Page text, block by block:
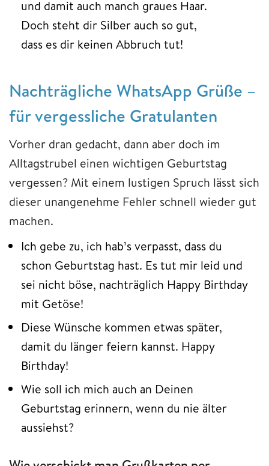
und damit auch manch graues Haar.
Doch steht dir Silber auch so gut,
dass es dir keinen Abbruch tut!
Nachträgliche WhatsApp Grüße –
für vergessliche Gratulanten
Vorher dran gedacht, dann aber doch im
Alltagstrubel einen wichtigen Geburtstag
vergessen? Mit einem lustigen Spruch lässt sich
dieser unangenehme Fehler schnell wieder gut
machen.
Ich gebe zu, ich hab’s verpasst, dass du
schon Geburtstag hast. Es tut mir leid und
sei nicht böse, nachträglich Happy Birthday
mit Getöse!
Diese Wünsche kommen etwas später,
damit du länger feiern kannst. Happy
Birthday!
Wie soll ich mich auch an Deinen
Geburtstag erinnern, wenn du nie älter
aussiehst?